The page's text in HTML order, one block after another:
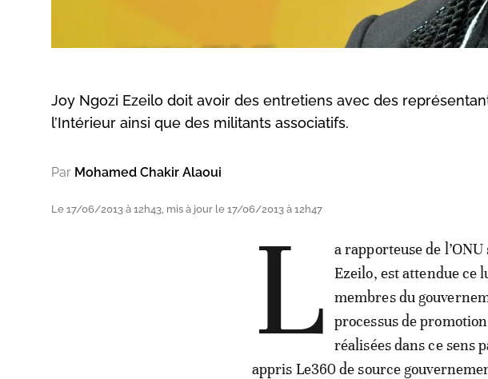
Joy Ngozi Ezeilo doit avoir des entretiens avec des
l’Intérieur ainsi que des militants associatifs.
Par Mohamed Chakir Alaoui
Le 17/06/2013 à 12h43, mis à jour le 17/06/2013 à 12h47
L
a rapporteuse de
Ezeilo, est attendue ce
membres du
processus de
réalisées dans ce sens
appris Le360 de source